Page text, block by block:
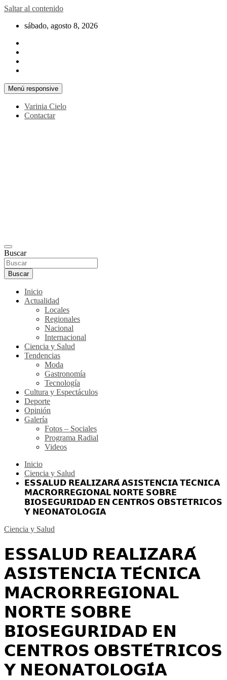
Saltar al contenido
sábado, agosto 8, 2026
Menú responsive
Varinia Cielo
Contactar
Buscar
Buscar
Inicio
Actualidad
Locales
Regionales
Nacional
Internacional
Ciencia y Salud
Tendencias
Moda
Gastronomía
Tecnología
Cultura y Espectáculos
Deporte
Opinión
Galería
Fotos – Sociales
Programa Radial
Videos
Inicio
Ciencia y Salud
𝗘𝗦𝗦𝗔𝗟𝗨𝗗 𝗥𝗘𝗔𝗟𝗜𝗭𝗔𝗥𝗔́ 𝗔𝗦𝗜𝗦𝗧𝗘𝗡𝗖𝗜𝗔 𝗧𝗘́𝗖𝗡𝗜𝗖𝗔
𝗠𝗔𝗖𝗥𝗢𝗥𝗥𝗘𝗚𝗜𝗢𝗡𝗔𝗟 𝗡𝗢𝗥𝗧𝗘 𝗦𝗢𝗕𝗥𝗘
𝗕𝗜𝗢𝗦𝗘𝗚𝗨𝗥𝗜𝗗𝗔𝗗 𝗘𝗡 𝗖𝗘𝗡𝗧𝗥𝗢𝗦 𝗢𝗕𝗦𝗧𝗘́𝗧𝗥𝗜𝗖𝗢𝗦
𝗬 𝗡𝗘𝗢𝗡𝗔𝗧𝗢𝗟𝗢𝗚𝗜́𝗔
Ciencia y Salud
𝗘𝗦𝗦𝗔𝗟𝗨𝗗 𝗥𝗘𝗔𝗟𝗜𝗭𝗔𝗥𝗔́
𝗔𝗦𝗜𝗦𝗧𝗘𝗡𝗖𝗜𝗔 𝗧𝗘́𝗖𝗡𝗜𝗖𝗔
𝗠𝗔𝗖𝗥𝗢𝗥𝗥𝗘𝗚𝗜𝗢𝗡𝗔𝗟
𝗡𝗢𝗥𝗧𝗘 𝗦𝗢𝗕𝗥𝗘
𝗕𝗜𝗢𝗦𝗘𝗚𝗨𝗥𝗜𝗗𝗔𝗗 𝗘𝗡
𝗖𝗘𝗡𝗧𝗥𝗢𝗦 𝗢𝗕𝗦𝗧𝗘́𝗧𝗥𝗜𝗖𝗢𝗦
𝗬 𝗡𝗘𝗢𝗡𝗔𝗧𝗢𝗟𝗢𝗚𝗜́𝗔